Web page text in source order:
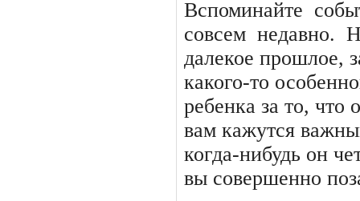
Вспоминайте
совсем недавно.
далекое прошлое,
какого-то
ребенка за то,
вам кажутся
когда-нибудь он
вы совершенно